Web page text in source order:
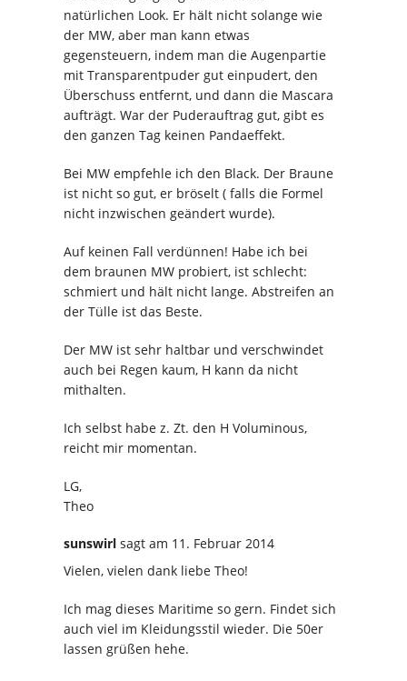
natürlichen Look. Er hält nicht solange wie
der MW, aber man kann etwas
gegensteuern, indem man die Augenpartie
mit Transparentpuder gut einpudert, den
Überschuss entfernt, und dann die Mascara
aufträgt. War der Puderauftrag gut, gibt es
den ganzen Tag keinen Pandaeffekt.
Bei MW empfehle ich den Black. Der Braune
ist nicht so gut, er bröselt ( falls die Formel
nicht inzwischen geändert wurde).
Auf keinen Fall verdünnen! Habe ich bei
dem braunen MW probiert, ist schlecht:
schmiert und hält nicht lange. Abstreifen an
der Tülle ist das Beste.
Der MW ist sehr haltbar und verschwindet
auch bei Regen kaum, H kann da nicht
mithalten.
Ich selbst habe z. Zt. den H Voluminous,
reicht mir momentan.
LG,
Theo
sunswirl sagt am 11. Februar 2014
Vielen, vielen dank liebe Theo!
Ich mag dieses Maritime so gern. Findet sich
auch viel im Kleidungsstil wieder. Die 50er
lassen grüßen hehe.